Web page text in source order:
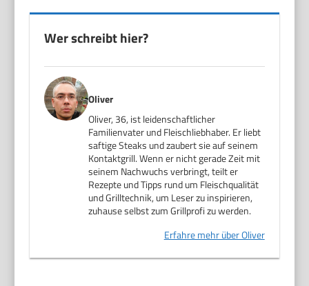
Wer schreibt hier?
Oliver
Oliver, 36, ist leidenschaftlicher
Familienvater und Fleischliebhaber. Er liebt
saftige Steaks und zaubert sie auf seinem
Kontaktgrill. Wenn er nicht gerade Zeit mit
seinem Nachwuchs verbringt, teilt er
Rezepte und Tipps rund um Fleischqualität
und Grilltechnik, um Leser zu inspirieren,
zuhause selbst zum Grillprofi zu werden.
Erfahre mehr über Oliver